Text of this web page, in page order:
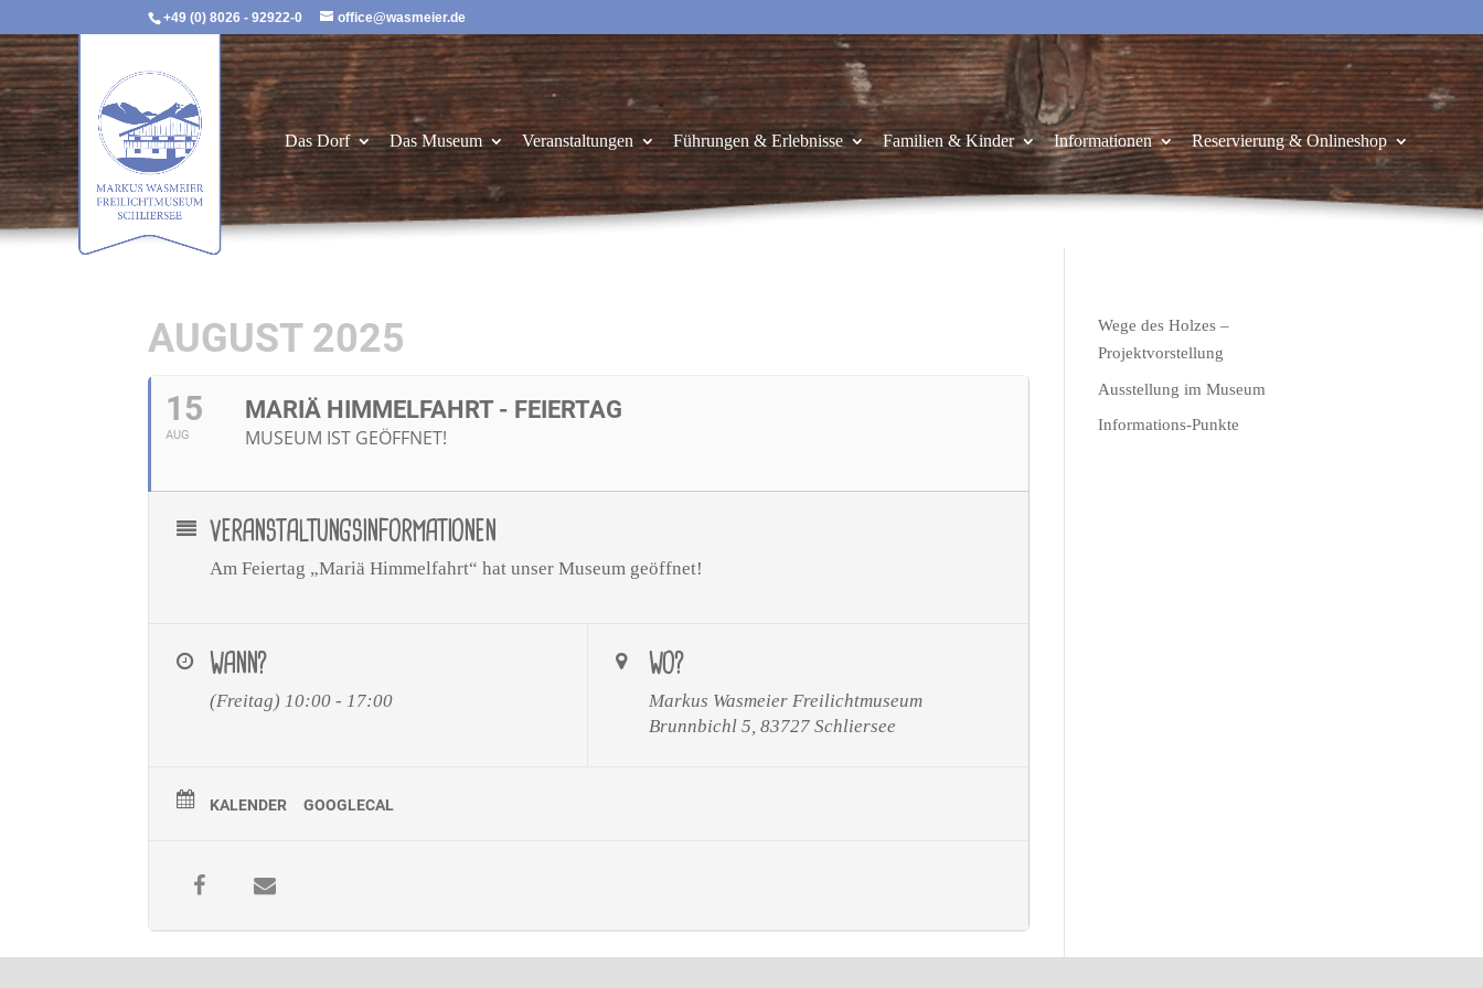
+49 (0) 8026 - 92922-0 office@wasmeier.de
Das Dorf Das Museum Veranstaltungen Führungen & Erlebnisse Familien & Kinder Informationen Reservierung & Onlineshop
AUGUST 2025
15
AUG
MARIÄ HIMMELFAHRT - FEIERTAG
MUSEUM IST GEÖFFNET!
VERANSTALTUNGSINFORMATIONEN
Am Feiertag „Mariä Himmelfahrt“ hat unser Museum geöffnet!
WANN?
(Freitag) 10:00 - 17:00
WO?
Markus Wasmeier Freilichtmuseum
Brunnbichl 5, 83727 Schliersee
KALENDER GOOGLECAL
Wege des Holzes –
Projektvorstellung
Ausstellung im Museum
Informations-Punkte